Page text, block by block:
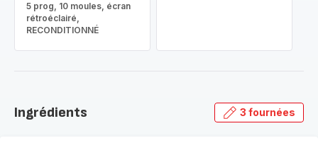
5 prog, 10 moules, écran
rétroéclairé,
RECONDITIONNÉ
Ingrédients 3 fournées